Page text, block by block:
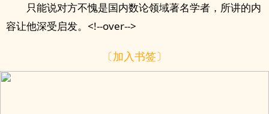
只能说对方不愧是国内数论领域著名学者，所讲的内
容让他深受启发。<!--over-->
〔加入书签〕